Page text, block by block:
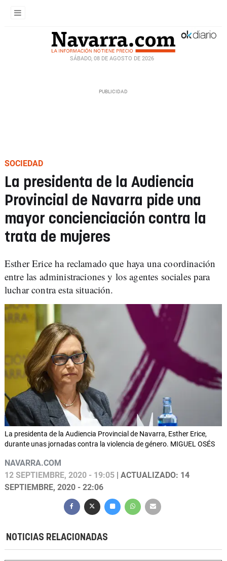
SÁBADO, 08 DE AGOSTO DE 2026
SOCIEDAD
La presidenta de la Audiencia
Provincial de Navarra pide una
mayor concienciación contra la
trata de mujeres
Esther Erice ha reclamado que haya una coordinación
entre las administraciones y los agentes sociales para
luchar contra esta situación.
La presidenta de la Audiencia Provincial de Navarra, Esther Erice,
durante unas jornadas contra la violencia de género. MIGUEL OSÉS
NAVARRA.COM
12 SEPTIEMBRE, 2020 - 19:05 | ACTUALIZADO: 14
SEPTIEMBRE, 2020 - 22:06
NOTICIAS RELACIONADAS